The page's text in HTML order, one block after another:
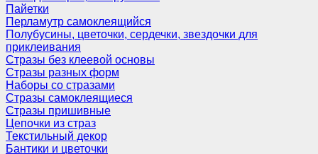
Пайетки
Перламутр самоклеящийся
Полубусины, цветочки, сердечки, звездочки для
приклеивания
Стразы без клеевой основы
Стразы разных форм
Наборы со стразами
Стразы самоклеящиеся
Стразы пришивные
Цепочки из страз
Текстильный декор
Бантики и цветочки